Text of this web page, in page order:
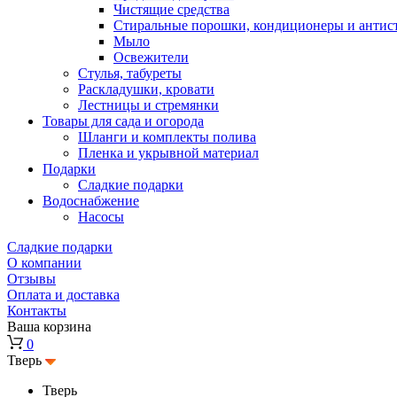
Чистящие средства
Стиральные порошки, кондиционеры и
Мыло
Освежители
Стулья, табуреты
Раскладушки, кровати
Лестницы и стремянки
Товары для сада и огорода
Шланги и комплекты полива
Пленка и укрывной материал
Подарки
Cладкие подарки
Водоснабжение
Насосы
Сладкие подарки
О компании
Отзывы
Оплата и доставка
Контакты
Ваша корзина
0
Тверь
Тверь